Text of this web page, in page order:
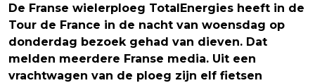
De Franse wielerploeg TotalEnergies heeft in de
Tour de France in de nacht van woensdag op
donderdag bezoek gehad van dieven. Dat
melden meerdere Franse media. Uit een
vrachtwagen van de ploeg zijn elf fietsen